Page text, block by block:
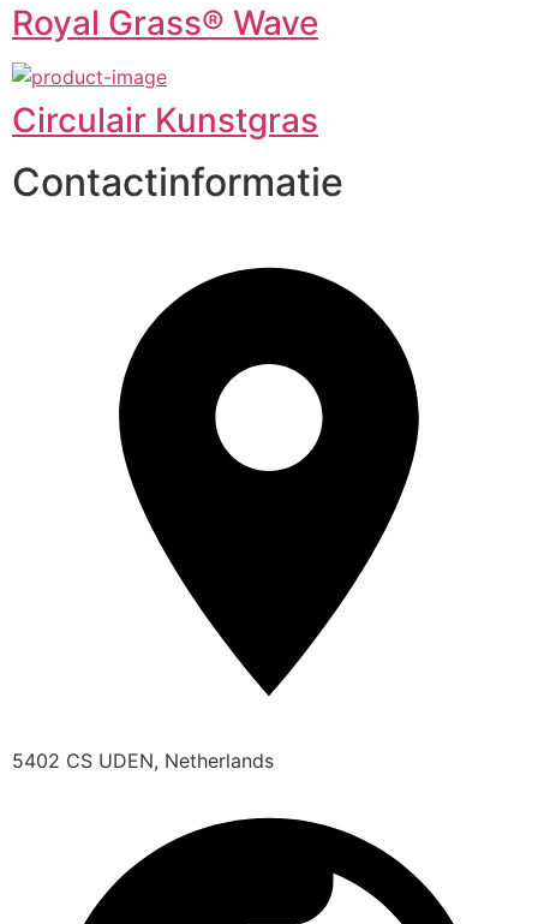
Royal Grass® Wave
Circulair Kunstgras
Contactinformatie
5402 CS UDEN, Netherlands